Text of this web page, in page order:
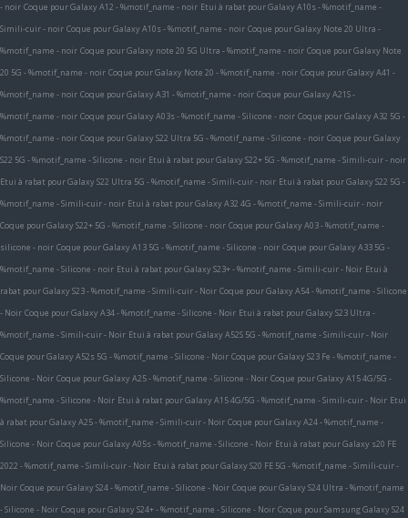
- noir Coque pour Galaxy A12 - %motif_name - noir Etui à rabat pour Galaxy A10s - %motif_name -
Simili-cuir - noir Coque pour Galaxy A10s - %motif_name - noir Coque pour Galaxy Note 20 Ultra -
%motif_name - noir Coque pour Galaxy note 20 5G Ultra - %motif_name - noir Coque pour Galaxy Note
20 5G - %motif_name - noir Coque pour Galaxy Note 20 - %motif_name - noir Coque pour Galaxy A41 -
%motif_name - noir Coque pour Galaxy A31 - %motif_name - noir Coque pour Galaxy A21S -
%motif_name - noir Coque pour Galaxy A03s - %motif_name - Silicone - noir Coque pour Galaxy A32 5G -
%motif_name - noir Coque pour Galaxy S22 Ultra 5G - %motif_name - Silicone - noir Coque pour Galaxy
S22 5G - %motif_name - Silicone - noir Etui à rabat pour Galaxy S22+ 5G - %motif_name - Simili-cuir - noir
Etui à rabat pour Galaxy S22 Ultra 5G - %motif_name - Simili-cuir - noir Etui à rabat pour Galaxy S22 5G -
%motif_name - Simili-cuir - noir Etui à rabat pour Galaxy A32 4G - %motif_name - Simili-cuir - noir
Coque pour Galaxy S22+ 5G - %motif_name - Silicone - noir Coque pour Galaxy A03 - %motif_name -
silicone - noir Coque pour Galaxy A13 5G - %motif_name - Silicone - noir Coque pour Galaxy A33 5G -
%motif_name - Silicone - noir Etui à rabat pour Galaxy S23+ - %motif_name - Simili-cuir - Noir Etui à
rabat pour Galaxy S23 - %motif_name - Simili-cuir - Noir Coque pour Galaxy A54 - %motif_name - Silicone
- Noir Coque pour Galaxy A34 - %motif_name - Silicone - Noir Etui à rabat pour Galaxy S23 Ultra -
%motif_name - Simili-cuir - Noir Etui à rabat pour Galaxy A52S 5G - %motif_name - Simili-cuir - Noir
Coque pour Galaxy A52s 5G - %motif_name - Silicone - Noir Coque pour Galaxy S23 Fe - %motif_name -
Silicone - Noir Coque pour Galaxy A25 - %motif_name - Silicone - Noir Coque pour Galaxy A15 4G/5G -
%motif_name - Silicone - Noir Etui à rabat pour Galaxy A15 4G/5G - %motif_name - Simili-cuir - Noir Etui
à rabat pour Galaxy A25 - %motif_name - Simili-cuir - Noir Coque pour Galaxy A24 - %motif_name -
Silicone - Noir Coque pour Galaxy A05s - %motif_name - Silicone - Noir Etui à rabat pour Galaxy s20 FE
2022 - %motif_name - Simili-cuir - Noir Etui à rabat pour Galaxy S20 FE 5G - %motif_name - Simili-cuir -
Noir Coque pour Galaxy S24 - %motif_name - Silicone - Noir Coque pour Galaxy S24 Ultra - %motif_name
- Silicone - Noir Coque pour Galaxy S24+ - %motif_name - Silicone - Noir Coque pour Samsung Galaxy S24